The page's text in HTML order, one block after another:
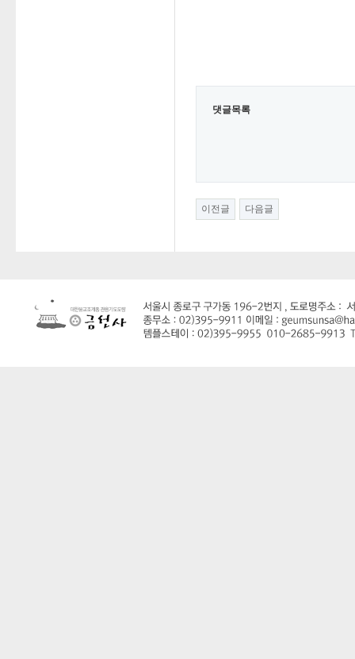
댓글목록
이전글 다음글